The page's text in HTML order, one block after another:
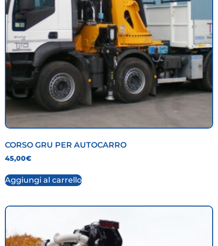
CORSO GRU PER AUTOCARRO
45,00€
Aggiungi al carrello